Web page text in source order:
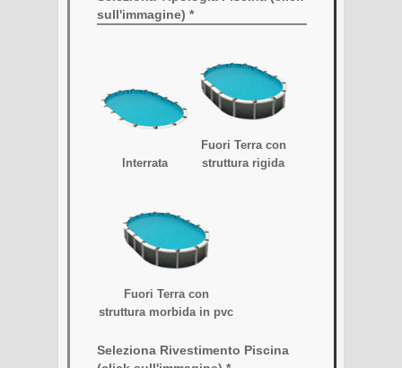
sull'immagine) *
Interrata
Fuori Terra con
struttura rigida
Fuori Terra con
struttura morbida in pvc
Seleziona Rivestimento Piscina